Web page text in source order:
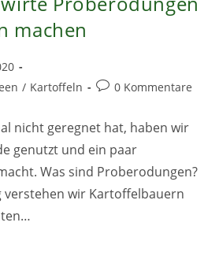
machen
/ Kartoffeln
Beitrags-
0 Kommentare
nicht geregnet hat, haben wir
genutzt und ein paar
Was sind Proberodungen?
wir Kartoffelbauern